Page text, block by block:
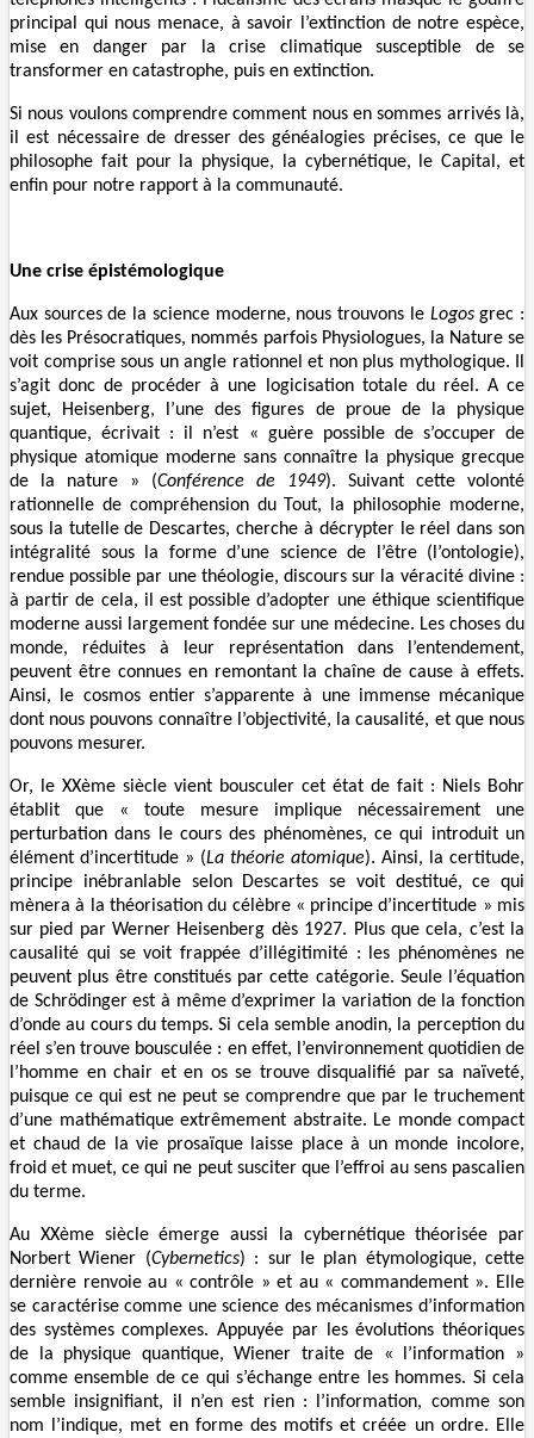
principal qui nous menace, à savoir l’extinction de notre espèce,
mise en danger par la crise climatique susceptible de se
transformer en catastrophe, puis en extinction.
Si nous voulons comprendre comment nous en sommes arrivés là,
il est nécessaire de dresser des généalogies précises, ce que le
philosophe fait pour la physique, la cybernétique, le Capital, et
enfin pour notre rapport à la communauté.
Une crise épistémologique
Aux sources de la science moderne, nous trouvons le Logosgrec :
dès les Présocratiques, nommés parfois Physiologues, la Nature se
voit comprise sous un angle rationnel et non plus mythologique. Il
s’agit donc de procéder à une logicisation totale du réel. A ce
sujet, Heisenberg, l’une des figures de proue de la physique
quantique, écrivait : il n’est « guère possible de s’occuper de
physique atomique moderne sans connaître la physique grecque
de la nature » (Conférence de 1949). Suivant cette volonté
rationnelle de compréhension du Tout, la philosophie moderne,
sous la tutelle de Descartes, cherche à décrypter le réel dans son
intégralité sous la forme d’une science de l’être (l’ontologie),
rendue possible par une théologie, discours sur la véracité divine :
à partir de cela, il est possible d’adopter une éthique scientifique
moderne aussi largement fondée sur une médecine. Les choses du
monde, réduites à leur représentation dans l’entendement,
peuvent être connues en remontant la chaîne de cause à effets.
Ainsi, le cosmos entier s’apparente à une immense mécanique
dont nous pouvons connaître l’objectivité, la causalité, et que nous
pouvons mesurer.
Or, le XXème siècle vient bousculer cet état de fait : Niels Bohr
établit que « toute mesure implique nécessairement une
perturbation dans le cours des phénomènes, ce qui introduit un
élément d’incertitude » (La théorie atomique). Ainsi, la certitude,
principe inébranlable selon Descartes se voit destitué, ce qui
mènera à la théorisation du célèbre « principe d’incertitude » mis
sur pied par Werner Heisenberg dès 1927. Plus que cela, c’est la
causalité qui se voit frappée d’illégitimité : les phénomènes ne
peuvent plus être constitués par cette catégorie. Seule l’équation
de Schrödinger est à même d’exprimer la variation de la fonction
d’onde au cours du temps. Si cela semble anodin, la perception du
réel s’en trouve bousculée : en effet, l’environnement quotidien de
l’homme en chair et en os se trouve disqualifié par sa naïveté,
puisque ce qui est ne peut se comprendre que par le truchement
d’une mathématique extrêmement abstraite. Le monde compact
et chaud de la vie prosaïque laisse place à un monde incolore,
froid et muet, ce qui ne peut susciter que l’effroi au sens pascalien
du terme.
Au XXème siècle émerge aussi la cybernétique théorisée par
Norbert Wiener (Cybernetics) : sur le plan étymologique, cette
dernière renvoie au « contrôle » et au « commandement ». Elle
se caractérise comme une science des mécanismes d’information
des systèmes complexes. Appuyée par les évolutions théoriques
de la physique quantique, Wiener traite de « l’information »
comme ensemble de ce qui s’échange entre les hommes. Si cela
semble insignifiant, il n’en est rien : l’information, comme son
nom l’indique, met en forme des motifs et créée un ordre. Elle